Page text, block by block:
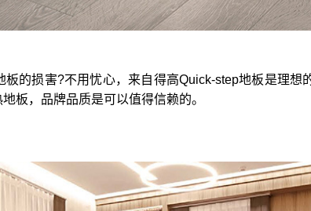
的损害?不用忧心，来自得高Quick-step地板是理想
板，品牌品质是可以值得信赖的。